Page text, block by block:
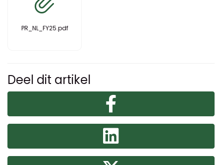
PR_NL_FY25.pdf
Deel dit artikel